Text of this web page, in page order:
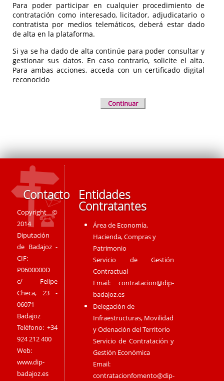
Para poder participar en cualquier procedimiento de
contratación como interesado, licitador, adjudicatario o
contratista por medios telemáticos, deberá estar dado
de alta en la plataforma.
Si ya se ha dado de alta continúe para poder consultar y
gestionar sus datos. En caso contrario, solicite el alta.
Para ambas acciones, acceda con un certificado digital
reconocido
Continuar
Contacto
Copyright ©
2014
Diputación
de Badajoz -
CIF:
P0600000D
c/ Felipe
Checa, 23 -
06071
Badajoz
Teléfono: +34
924 212 400
Web:
www.dip-
badajoz.es
Entidades
Contratantes
Área de Economía,
Hacienda, Compras y
Patrimonio
Servicio de Gestión
Contractual
Email:contratacion@dip-
badajoz.es
Delegación de
Infraestructuras, Movilidad
y Odenación del Territorio
Servicio de Contratación y
Gestión Económica
Email:
contratacionfomento@dip-